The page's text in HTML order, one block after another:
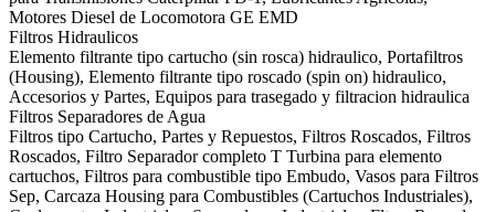
Motores Diesel de Locomotora GE EMD
Filtros Hidraulicos
Elemento filtrante tipo cartucho (sin rosca) hidraulico, Portafiltros
(Housing), Elemento filtrante tipo roscado (spin on) hidraulico,
Accesorios y Partes, Equipos para trasegado y filtracion hidraulica
Filtros Separadores de Agua
Filtros tipo Cartucho, Partes y Repuestos, Filtros Roscados, Filtros
Roscados, Filtro Separador completo T Turbina para elemento
cartuchos, Filtros para combustible tipo Embudo, Vasos para Filtros
Sep, Carcaza Housing para Combustibles (Cartuchos Industriales),